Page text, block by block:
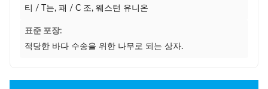
티 / T는, 패 / C 조, 웨스턴 유니온
표준 포장:
적당한 바다 수송을 위한 나무로 되는 상자.